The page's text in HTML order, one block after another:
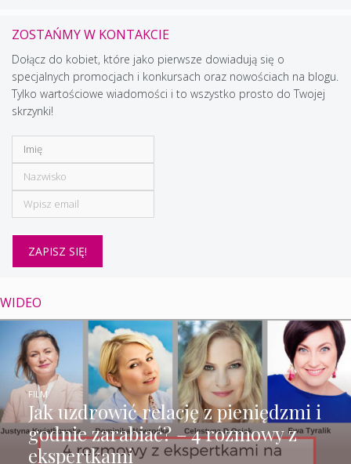
ZOSTAŃMY W KONTAKCIE
Dołącz do kobiet, które jako pierwsze dowiadują się o
specjalnych promocjach i konkursach oraz nowościach na blogu.
Tylko wartościowe wiadomości i to wszystko prosto do Twojej
skrzynki!
WIDEO
Jak uzdrowić relację z pieniędzmi i
godnie zarabiać? – 4 rozmowy z
ekspertkami
FILM